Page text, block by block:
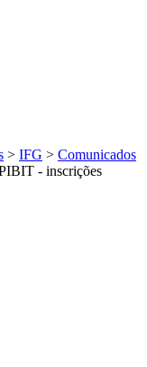
> IFG > Comunicados
- inscrições